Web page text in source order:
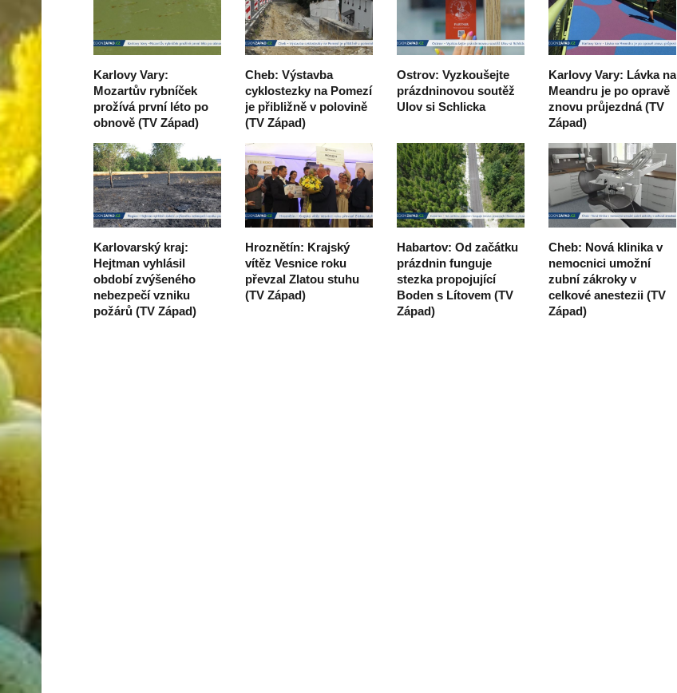
Karlovy Vary:
Mozartův rybníček
prožívá první léto po
obnově (TV Západ)
Cheb: Výstavba
cyklostezky na Pomezí
je přibližně v polovině
(TV Západ)
Ostrov: Vyzkoušejte
prázdninovou soutěž
Ulov si Schlicka
Karlovy Vary: Lávka na
Meandru je po opravě
znovu průjezdná (TV
Západ)
Karlovarský kraj:
Hejtman vyhlásil
období zvýšeného
nebezpečí vzniku
požárů (TV Západ)
Hroznětín: Krajský
vítěz Vesnice roku
převzal Zlatou stuhu
(TV Západ)
Habartov: Od začátku
prázdnin funguje
stezka propojující
Boden s Lítovem (TV
Západ)
Cheb: Nová klinika v
nemocnici umožní
zubní zákroky v
celkové anestezii (TV
Západ)